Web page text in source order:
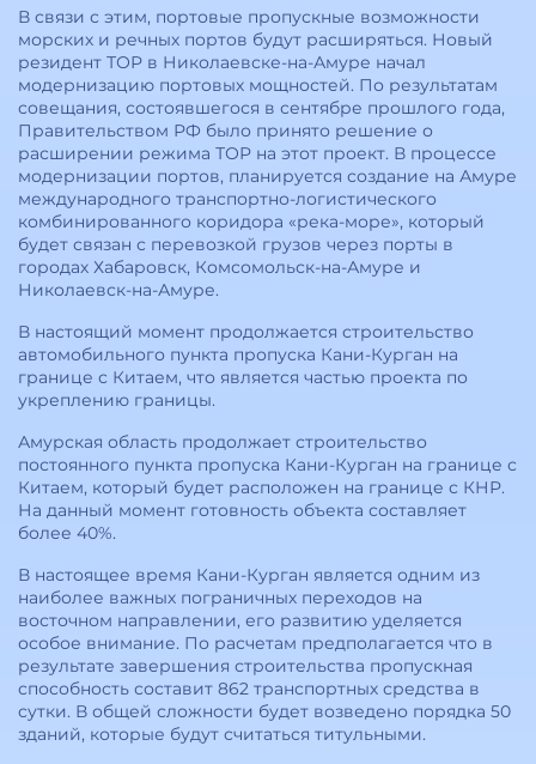
В связи с этим, портовые пропускные возможности
морских и речных портов будут расширяться. Новый
резидент ТОР в Николаевске-на-Амуре начал
модернизацию портовых мощностей. По результатам
совещания, состоявшегося в сентябре прошлого года,
Правительством РФ было принято решение о
расширении режима ТОР на этот проект. В процессе
модернизации портов, планируется создание на Амуре
международного транспортно-логистического
комбинированного коридора «река-море», который
будет связан с перевозкой грузов через порты в
городах Хабаровск, Комсомольск-на-Амуре и
Николаевск-на-Амуре.
В настоящий момент продолжается строительство
автомобильного пункта пропуска Кани-Курган на
границе с Китаем, что является частью проекта по
укреплению границы.
Амурская область продолжает строительство
постоянного пункта пропуска Кани-Курган на границе с
Китаем, который будет расположен на границе с КНР.
На данный момент готовность объекта составляет
более 40%.
В настоящее время Кани-Курган является одним из
наиболее важных пограничных переходов на
восточном направлении, его развитию уделяется
особое внимание. По расчетам предполагается что в
результате завершения строительства пропускная
способность составит 862 транспортных средства в
сутки. В общей сложности будет возведено порядка 50
зданий, которые будут считаться титульными.